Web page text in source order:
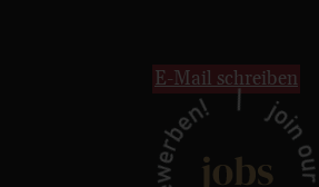
E-Mail schreiben